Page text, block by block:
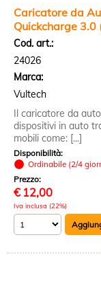
Caricatore da
Quickcharge 3.0
Cod. art.:
24026
Marca:
Vultech
Il caricatore da
dispositivi in auto
mobili come: [...]
Disponibilità:
Ordinabile (2/4
Prezzo:
€ 12,00
Iva inclusa (22%)